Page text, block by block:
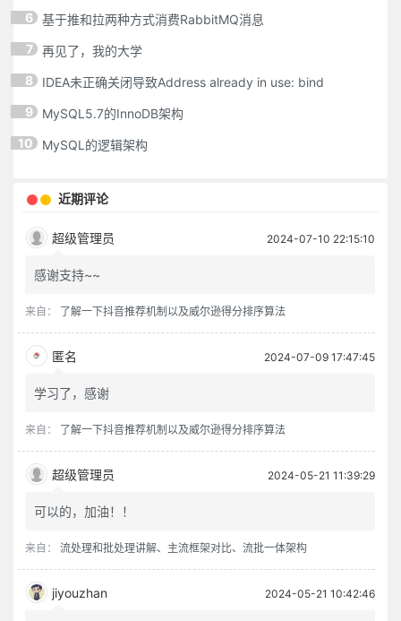
6 基于推和拉两种方式消费RabbitMQ消息
7 再见了，我的大学
8
IDEA未正确关闭导致Address already in use: bind
9
MySQL5.7的InnoDB架构
10
MySQL的逻辑架构
近期评论
超级管理员 2024-07-10 22:15:10
感谢支持~~
来自： 了解一下抖音推荐机制以及威尔逊得分排序算法
匿名 2024-07-09 17:47:45
学习了，感谢
来自： 了解一下抖音推荐机制以及威尔逊得分排序算法
超级管理员 2024-05-21 11:39:29
可以的，加油！！
来自： 流处理和批处理讲解、主流框架对比、流批一体架构
jiyouzhan 2024-05-21 10:42:46